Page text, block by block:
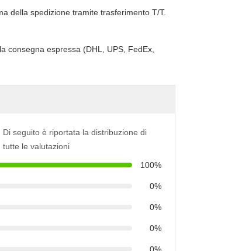
della spedizione tramite trasferimento T/T.
consegna espressa (DHL, UPS, FedEx,
Di seguito è riportata la distribuzione di
tutte le valutazioni
100%
0%
0%
0%